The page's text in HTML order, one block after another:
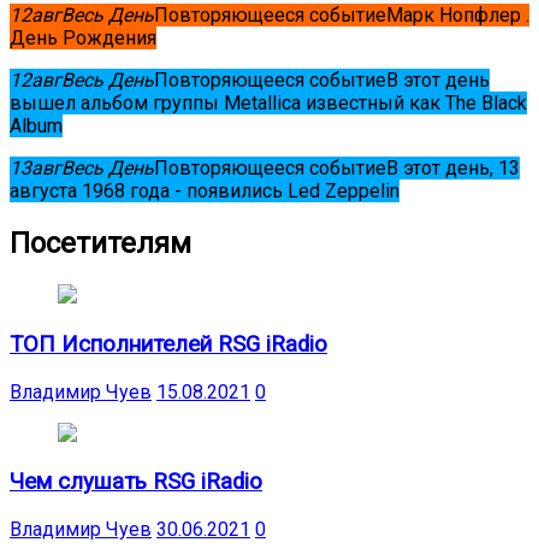
12авгВесь ДеньПовторяющееся событиеМарк Нопфлер .
День Рождения
12авгВесь ДеньПовторяющееся событиеВ этот день
вышел альбом группы Metallica известный как The Black
Album
13авгВесь ДеньПовторяющееся событиеВ этот день, 13
августа 1968 года - появились Led Zeppelin
Посетителям
ТОП Исполнителей RSG iRadio
Владимир Чуев 15.08.2021 0
Чем слушать RSG iRadio
Владимир Чуев 30.06.2021 0